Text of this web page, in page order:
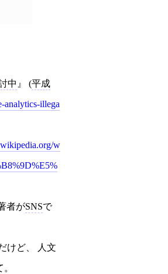
中 (平成
analytics-illega
w
者がSNSで
けど、 人文